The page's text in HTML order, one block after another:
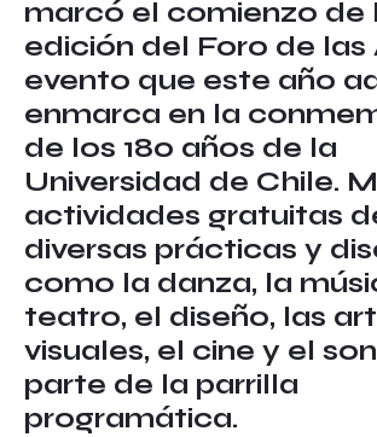
marcó el comienzo de
edición del Foro de las
evento que este año
enmarca en la
de los 180 años de la
Universidad de Chile.
actividades gratuitas
diversas prácticas y
como la danza, la
teatro, el diseño, las
visuales, el cine y el
parte de la parrilla
programática.